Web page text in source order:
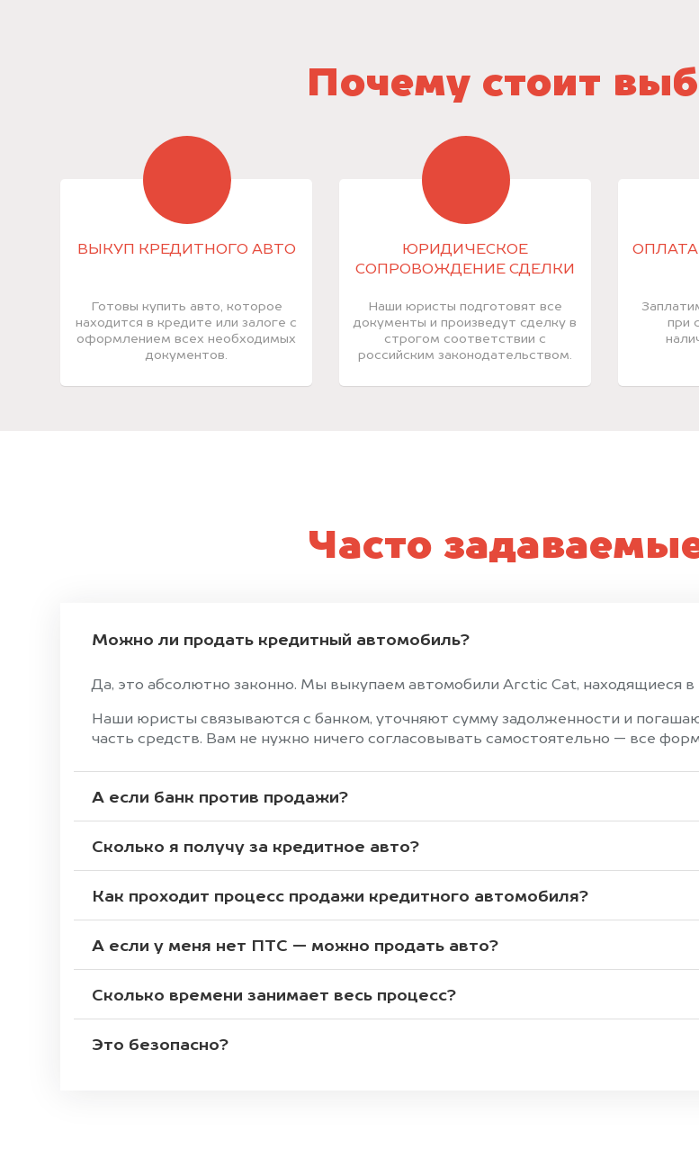
Почему стоит
ВЫКУП КРЕДИТНОГО АВТО
Готовы купить авто, которое
находится в кредите или залоге с
оформлением всех необходимых
документов.
ЮРИДИЧЕСКОЕ
СОПРОВОЖДЕНИЕ СДЕЛКИ
Наши юристы подготовят все
документы и произведут сделку в
строгом соответствии с
российским законодательством.
ОПЛАТА
при
Часто
Можно ли продать кредитный автомобиль?
Да, это абсолютно законно. Мы выкупаем автомобили Arctic Cat, находящиеся в
Наши юристы связываются с банком, уточняют сумму задолженности и
часть средств. Вам не нужно ничего согласовывать самостоятельно — все
А если банк против продажи?
Сколько я получу за кредитное авто?
Как проходит процесс продажи кредитного автомобиля?
А если у меня нет ПТС — можно продать авто?
Сколько времени занимает весь процесс?
Это безопасно?